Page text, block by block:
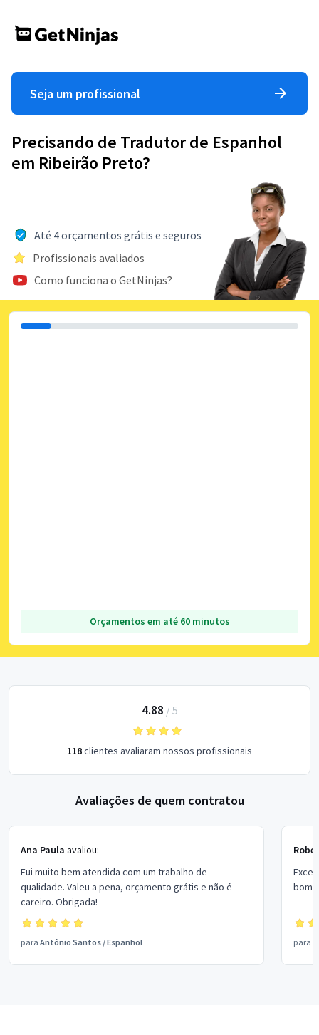
Seja um profissional
Precisando de Tradutor de Espanhol
em Ribeirão Preto?
Até 4 orçamentos grátis e seguros
Profissionais avaliados
Como funciona o GetNinjas?
Orçamentos em até 60 minutos
4.88 / 5
118clientes avaliaram nossos profissionais
Avaliações de quem contratou
Ana Paula avaliou:
Fui muito bem atendida com um trabalho de
qualidade. Valeu a pena, orçamento grátis e não é
careiro. Obrigada!
para Antônio Santos /Espanhol
bom
para